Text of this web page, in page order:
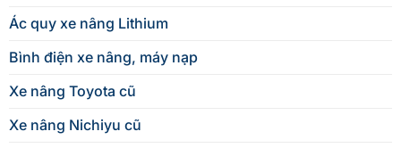
Ác quy xe nâng Lithium
Bình điện xe nâng, máy nạp
Xe nâng Toyota cũ
Xe nâng Nichiyu cũ